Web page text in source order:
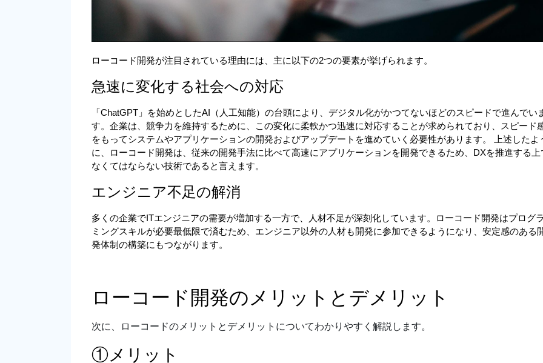
ローコード開発が注目されている理由には、主に以下の2つの要素が挙げられます。
急速に変化する社会への対応
「ChatGPT」を始めとしたAI（人工知能）の台頭により、デジタル化がかつてないほどのスピードで進んでい
す。企業は、競争力を維持するために、この変化に柔軟かつ迅速に対応することが求められており、スピード
をもってシステムやアプリケーションの開発およびアップデートを進めていく必要性があります。 上述したよ
に、ローコード開発は、従来の開発手法に比べて高速にアプリケーションを開発できるため、DXを推進する上
なくてはならない技術であると言えます。
エンジニア不足の解消
多くの企業でITエンジニアの需要が増加する一方で、人材不足が深刻化しています。ローコード開発はプログ
ミングスキルが必要最低限で済むため、エンジニア以外の人材も開発に参加できるようになり、安定感のある
発体制の構築にもつながります。
ローコード開発のメリットとデメリット
次に、ローコードのメリットとデメリットについてわかりやすく解説します。
①メリット